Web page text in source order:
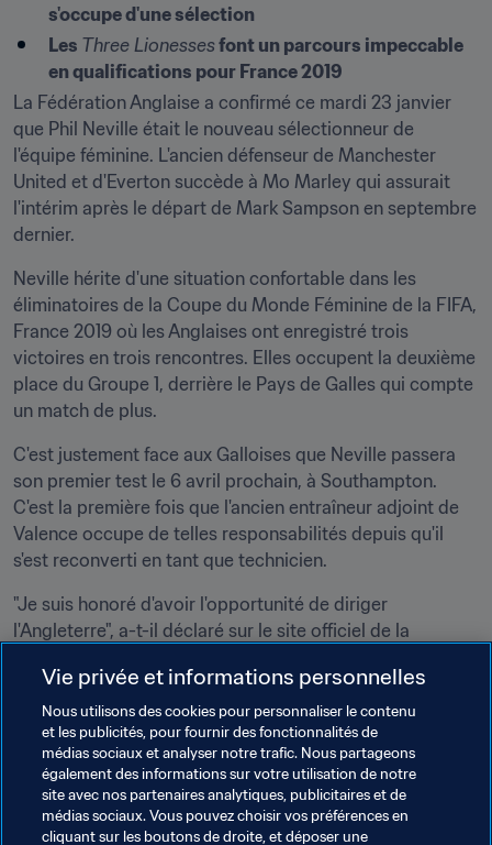
s'occupe d'une sélection
Les Three Lionesses font un parcours impeccable
en qualifications pour France 2019
La Fédération Anglaise a confirmé ce mardi 23 janvier
que Phil Neville était le nouveau sélectionneur de
l'équipe féminine. L'ancien défenseur de Manchester
United et d'Everton succède à Mo Marley qui assurait
l'intérim après le départ de Mark Sampson en septembre
dernier.
Neville hérite d'une situation confortable dans les
éliminatoires de la Coupe du Monde Féminine de la FIFA,
France 2019 où les Anglaises ont enregistré trois
victoires en trois rencontres. Elles occupent la deuxième
place du Groupe 1, derrière le Pays de Galles qui compte
un match de plus.
C'est justement face aux Galloises que Neville passera
son premier test le 6 avril prochain, à Southampton.
C'est la première fois que l'ancien entraîneur adjoint de
Valence occupe de telles responsabilités depuis qu'il
s'est reconverti en tant que technicien.
"Je suis honoré d'avoir l'opportunité de diriger
l'Angleterre", a-t-il déclaré sur le site officiel de la
mettons en place, nous voulons permettre aux joueuses
de continuer à progresser comme elles l'ont fait ces
dernières années. Cette équipe n'est pas loin réaliser de
grandes choses et je crois pouvoir les aider à franchir un
cap".
Vie privée et informations personnelles
Nous utilisons des cookies pour personnaliser le contenu
et les publicités, pour fournir des fonctionnalités de
médias sociaux et analyser notre trafic. Nous partageons
également des informations sur votre utilisation de notre
site avec nos partenaires analytiques, publicitaires et de
médias sociaux. Vous pouvez choisir vos préférences en
cliquant sur les boutons de droite, et déposer une